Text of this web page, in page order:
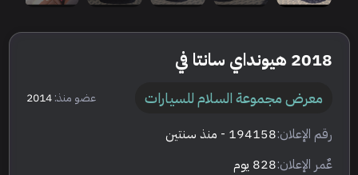
2018 هيونداي سانتا في
معرض مجموعة السلام للسيارات عضو منذ:2014
رقم الإعلان:194158 - منذ سنتين
عٌمر الإعلان:828 يوم